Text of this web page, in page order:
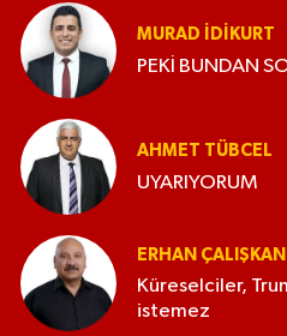
MURAD İDIKURT
PEKİ BUNDAN
AHMET TÜBCEL
UYARIYORUM
ERHAN ÇALIŞKAN
Küreselciler,
istemez